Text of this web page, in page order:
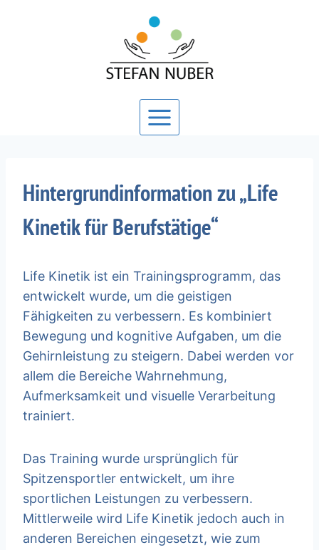
Hintergrundinformation zu „Life
Kinetik für Berufstätige“
Life Kinetik ist ein Trainingsprogramm, das
entwickelt wurde, um die geistigen
Fähigkeiten zu verbessern. Es kombiniert
Bewegung und kognitive Aufgaben, um die
Gehirnleistung zu steigern. Dabei werden vor
allem die Bereiche Wahrnehmung,
Aufmerksamkeit und visuelle Verarbeitung
trainiert.
Das Training wurde ursprünglich für
Spitzensportler entwickelt, um ihre
sportlichen Leistungen zu verbessern.
Mittlerweile wird Life Kinetik jedoch auch in
anderen Bereichen eingesetzt, wie zum